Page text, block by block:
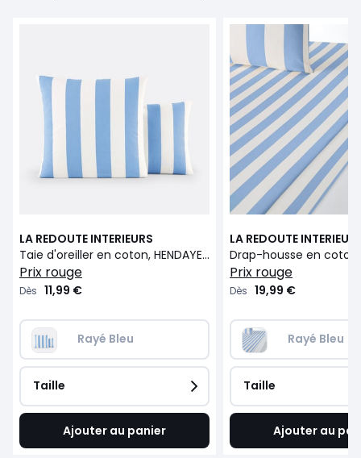
LA REDOUTE INTERIEURS
Taie d'oreiller en coton, HENDAYE BLEU
prix rouge
Dès 11,99 €
Rayé Bleu
Taille
Ajouter au panier
LA REDOUTE
prix rouge
Dès 19,99 €
Rayé Bleu
Taille
Ajouter au